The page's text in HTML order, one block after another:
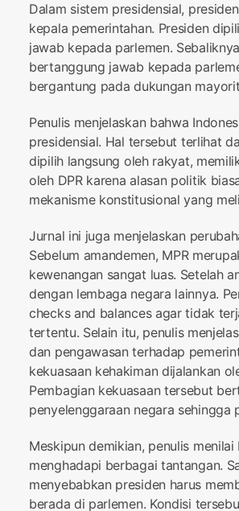
Dalam sistem presidensial,
kepala pemerintahan. Presiden
jawab kepada parlemen.
bertanggung jawab kepada
bergantung pada dukungan
Penulis menjelaskan bahwa
presidensial. Hal tersebut terlihat
dipilih langsung oleh rakyat,
oleh DPR karena alasan politik
mekanisme konstitusional yang
Jurnal ini juga menjelaskan
Sebelum amandemen, MPR
kewenangan sangat luas. Setelah
dengan lembaga negara lainnya.
checks and balances agar tidak
tertentu. Selain itu, penulis
dan pengawasan terhadap
kekuasaan kehakiman dijalankan
Pembagian kekuasaan tersebut
penyelenggaraan negara
Meskipun demikian, penulis
menghadapi berbagai tantangan.
menyebabkan presiden harus
berada di parlemen. Kondisi